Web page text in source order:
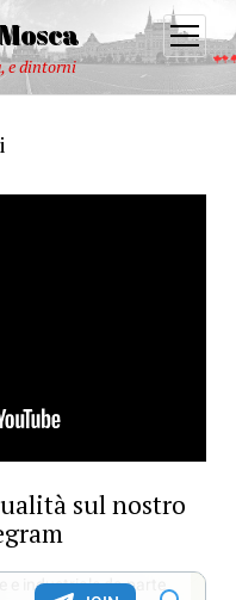
e dintorni
open
menu
sul nostro